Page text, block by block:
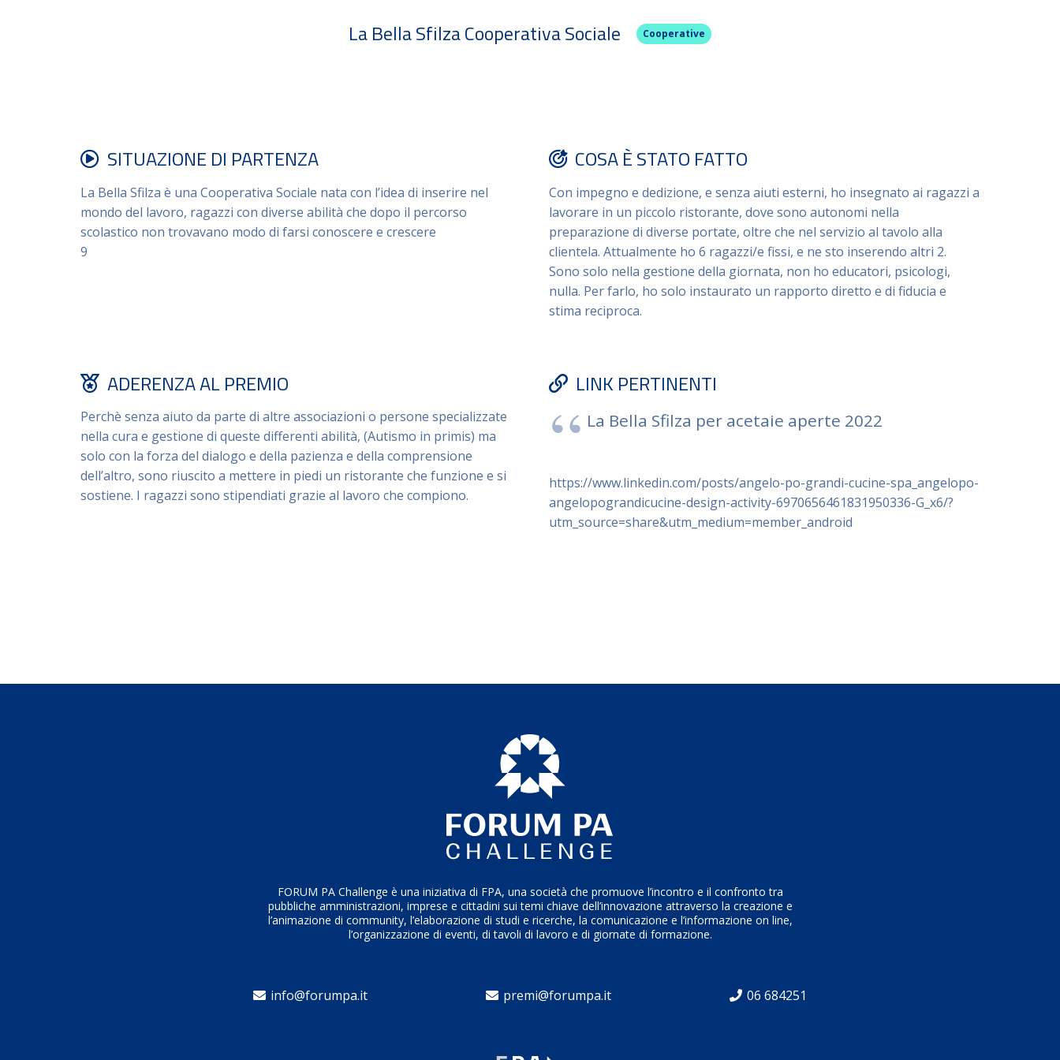
La Bella Sfilza Cooperativa Sociale Cooperative
SITUAZIONE DI PARTENZA
La Bella Sfilza è una Cooperativa Sociale nata con l’idea di inserire nel
mondo del lavoro, ragazzi con diverse abilità che dopo il percorso
scolastico non trovavano modo di farsi conoscere e crescere
9
COSA È STATO FATTO
Con impegno e dedizione, e senza aiuti esterni, ho insegnato ai ragazzi a
lavorare in un piccolo ristorante, dove sono autonomi nella
preparazione di diverse portate, oltre che nel servizio al tavolo alla
clientela. Attualmente ho 6 ragazzi/e fissi, e ne sto inserendo altri 2.
Sono solo nella gestione della giornata, non ho educatori, psicologi,
nulla. Per farlo, ho solo instaurato un rapporto diretto e di fiducia e
stima reciproca.
ADERENZA AL PREMIO
Perchè senza aiuto da parte di altre associazioni o persone specializzate
nella cura e gestione di queste differenti abilità, (Autismo in primis) ma
solo con la forza del dialogo e della pazienza e della comprensione
dell’altro, sono riuscito a mettere in piedi un ristorante che funzione e si
sostiene. I ragazzi sono stipendiati grazie al lavoro che compiono.
LINK PERTINENTI
La Bella Sfilza per acetaie aperte 2022
https://www.linkedin.com/posts/angelo-po-grandi-cucine-spa_angelopo-
angelopograndicucine-design-activity-6970656461831950336-G_x6/?
utm_source=share&utm_medium=member_android
FORUM PA Challenge è una iniziativa di FPA, una società che promuove l’incontro e il confronto tra
pubbliche amministrazioni, imprese e cittadini sui temi chiave dell’innovazione attraverso la creazione e
l’animazione di community, l’elaborazione di studi e ricerche, la comunicazione e l’informazione on line,
l’organizzazione di eventi, di tavoli di lavoro e di giornate di formazione.
info@forumpa.it premi@forumpa.it 06 684251